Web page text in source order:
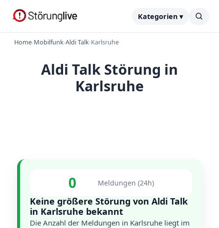
Kategorien ▾
Home›Mobilfunk›Aldi Talk›Karlsruhe
Aldi Talk Störung in
Karlsruhe
0 Meldungen (24h)
Keine größere Störung von Aldi Talk
in Karlsruhe bekannt
Die Anzahl der Meldungen in Karlsruhe liegt im